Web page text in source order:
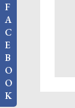
F
A
C
E
B
O
O
K